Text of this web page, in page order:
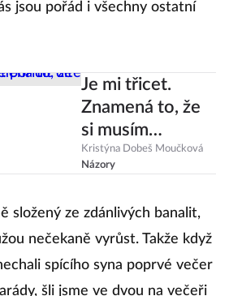
jsou pořád i všechny ostatní
Je mi třicet.
Znamená to, že
si musím
konečně pořídit
dítě a zahodit
Kristýna Dobeš Moučková
Názory
složený ze zdánlivých banalit,
nečekaně vyrůst. Takže když
spícího syna poprvé večer
šli jsme ve dvou na večeři